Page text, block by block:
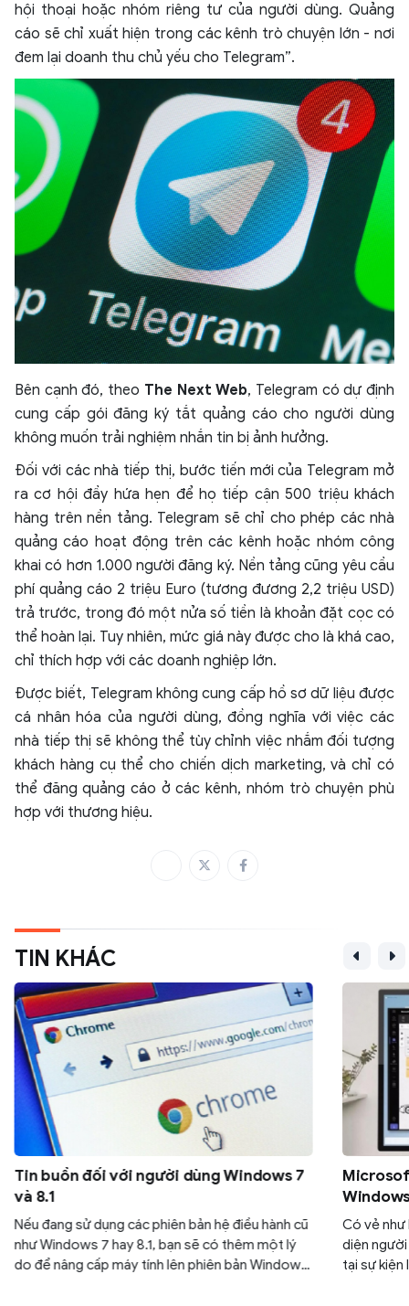
hội thoại hoặc nhóm riêng tư của người dùng. Quảng
cáo sẽ chỉ xuất hiện trong các kênh trò chuyện lớn - nơi
đem lại doanh thu chủ yếu cho Telegram”.
Bên cạnh đó, theo The Next Web, Telegram có dự định
cung cấp gói đăng ký tắt quảng cáo cho người dùng
không muốn trải nghiệm nhắn tin bị ảnh hưởng.
Đối với các nhà tiếp thị, bước tiến mới của Telegram mở
ra cơ hội đầy hứa hẹn để họ tiếp cận 500 triệu khách
hàng trên nền tảng. Telegram sẽ chỉ cho phép các nhà
quảng cáo hoạt động trên các kênh hoặc nhóm công
khai có hơn 1.000 người đăng ký. Nền tảng cũng yêu cầu
phí quảng cáo 2 triệu Euro (tương đương 2,2 triệu USD)
trả trước, trong đó một nửa số tiền là khoản đặt cọc có
thể hoàn lại. Tuy nhiên, mức giá này được cho là khá cao,
chỉ thích hợp với các doanh nghiệp lớn.
Được biết, Telegram không cung cấp hồ sơ dữ liệu được
cá nhân hóa của người dùng, đồng nghĩa với việc các
nhà tiếp thị sẽ không thể tùy chỉnh việc nhắm đối tượng
khách hàng cụ thể cho chiến dịch marketing, và chỉ có
thể đăng quảng cáo ở các kênh, nhóm trò chuyện phù
hợp với thương hiệu.
TIN KHÁC
Tin buồn đối với người dùng Windows 7
và 8.1
Nếu đang sử dụng các phiên bản hệ điều hành cũ
như Windows 7 hay 8.1, bạn sẽ có thêm một lý
do để nâng cấp máy tính lên phiên bản Windows
Có vẻ
diện
tại sự kiện